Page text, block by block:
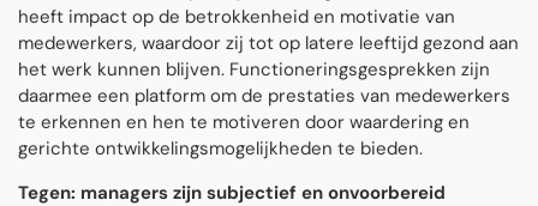
heeft impact op de betrokkenheid en motivatie van
medewerkers, waardoor zij tot op latere leeftijd gezond aan
het werk kunnen blijven. Functioneringsgesprekken zijn
daarmee een platform om de prestaties van medewerkers
te erkennen en hen te motiveren door waardering en
gerichte ontwikkelingsmogelijkheden te bieden.
Tegen: managers zijn subjectief en onvoorbereid